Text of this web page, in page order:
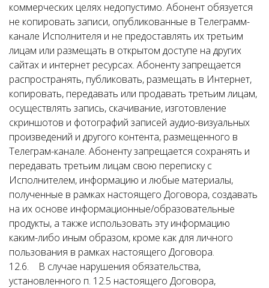
коммерческих целях недопустимо. Абонент обязуется
не копировать записи, опубликованные в Телеграмм-
канале Исполнителя и не предоставлять их третьим
лицам или размещать в открытом доступе на других
сайтах и интернет ресурсах. Абоненту запрещается
распространять, публиковать, размещать в Интернет,
копировать, передавать или продавать третьим лицам,
осуществлять запись, скачивание, изготовление
скриншотов и фотографий записей аудио-визуальных
произведений и другого контента, размещенного в
Телеграм-канале. Абоненту запрещается сохранять и
передавать третьим лицам свою переписку с
Исполнителем, информацию и любые материалы,
полученные в рамках настоящего Договора, создавать
на их основе информационные/образовательные
продукты, а также использовать эту информацию
каким-либо иным образом, кроме как для личного
пользования в рамках настоящего Договора.
12.6. В случае нарушения обязательства,
установленного п. 12.5 настоящего Договора,